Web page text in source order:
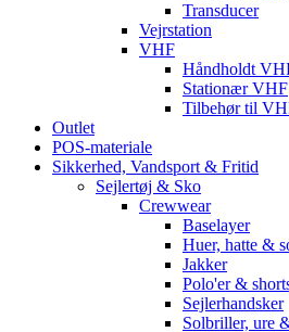
Transducer
Vejrstation
VHF
Håndholdt
Stationær VHF
Tilbehør til
Outlet
POS-materiale
Sikkerhed, Vandsport & Fritid
Sejlertøj & Sko
Crewwear
Baselayer
Huer, hatte &
Jakker
Polo'er &
Sejlerhandsker
Solbriller, ure